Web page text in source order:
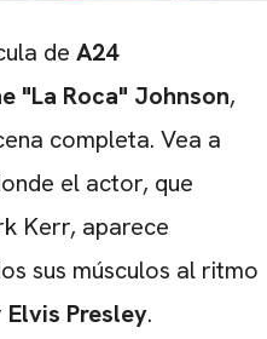
de A24
"La Roca" Johnson,
completa. Vea a
el actor, que
Kerr, aparece
sus músculos al ritmo
Elvis Presley.